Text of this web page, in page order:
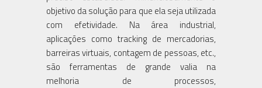
objetivo da solução para que ela seja utilizada
com efetividade. Na área industrial,
aplicações como tracking de mercadorias,
barreiras virtuais, contagem de pessoas, etc.,
são ferramentas de grande valia na
melhoria de processos,